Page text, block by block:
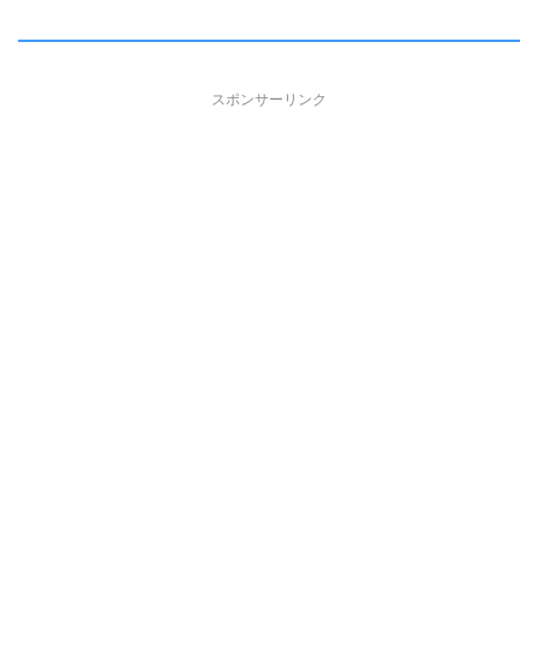
スポンサーリンク